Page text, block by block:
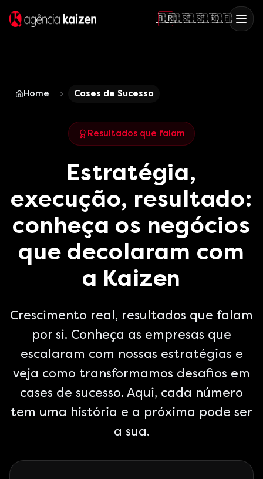
🇧🇷🇺🇸🇪🇸🇫🇷🇩🇪
Home Cases de Sucesso
Resultados que falam
Estratégia,
execução, resultado:
conheça os negócios
que decolaram com
a Kaizen
Crescimento real, resultados que falam
por si. Conheça as empresas que
escalaram com nossas estratégias e
veja como transformamos desafios em
cases de sucesso. Aqui, cada número
tem uma história e a próxima pode ser
a sua.